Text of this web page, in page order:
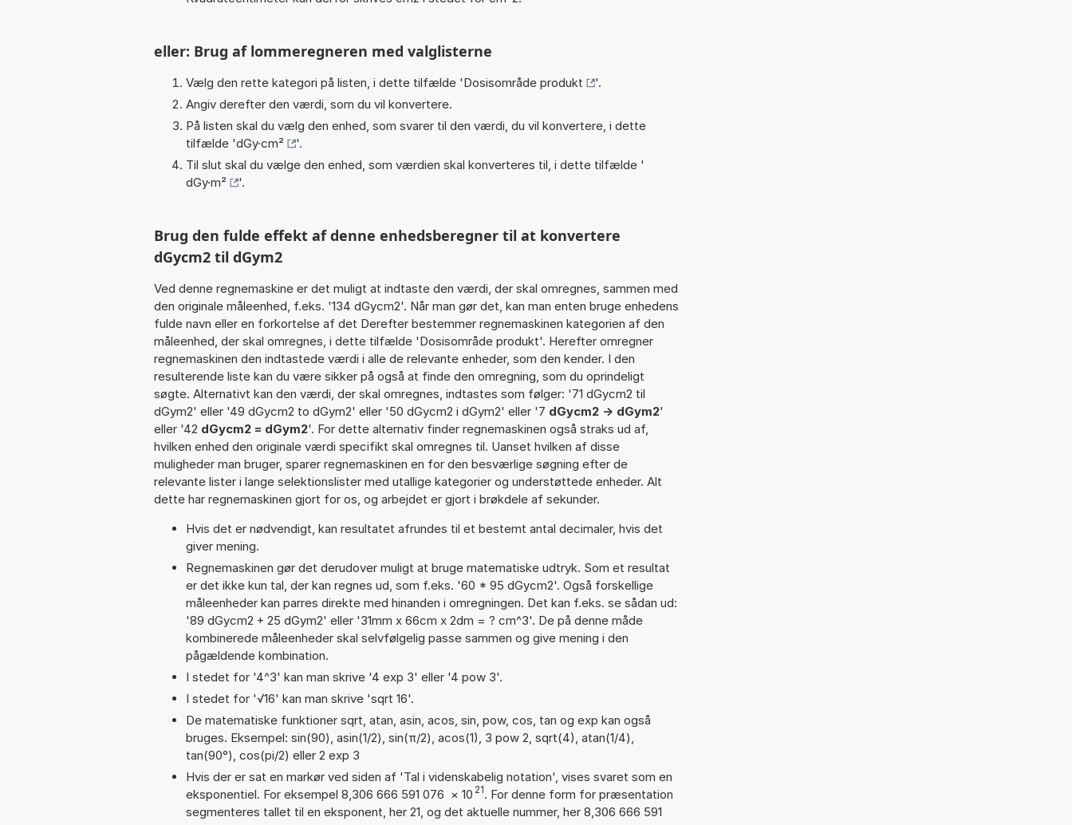
eller: Brug af lommeregneren med valglisterne
Vælg den rette kategori på listen, i dette tilfælde 'Dosisområde produkt
'.
Angiv derefter den værdi, som du vil konvertere.
På listen skal du vælg den enhed, som svarer til den værdi, du vil konvertere, i dette
tilfælde 'dGy·cm²
'.
Til slut skal du vælge den enhed, som værdien skal konverteres til, i dette tilfælde '
dGy·m²
'.
Brug den fulde effekt af denne enhedsberegner til at konvertere
dGycm2 til dGym2
Ved denne regnemaskine er det muligt at indtaste den værdi, der skal omregnes, sammen med
den originale måleenhed, f.eks. '134 dGycm2'. Når man gør det, kan man enten bruge enhedens
fulde navn eller en forkortelse af det Derefter bestemmer regnemaskinen kategorien af den
måleenhed, der skal omregnes, i dette tilfælde 'Dosisområde produkt'. Herefter omregner
regnemaskinen den indtastede værdi i alle de relevante enheder, som den kender. I den
resulterende liste kan du være sikker på også at finde den omregning, som du oprindeligt
søgte. Alternativt kan den værdi, der skal omregnes, indtastes som følger: '71 dGycm2 til
dGym2' eller '49 dGycm2 to dGym2' eller '50 dGycm2 i dGym2' eller '7 dGycm2 -> dGym2'
eller '42 dGycm2 = dGym2'. For dette alternativ finder regnemaskinen også straks ud af,
hvilken enhed den originale værdi specifikt skal omregnes til. Uanset hvilken af disse
muligheder man bruger, sparer regnemaskinen en for den besværlige søgning efter de
relevante lister i lange selektionslister med utallige kategorier og understøttede enheder. Alt
dette har regnemaskinen gjort for os, og arbejdet er gjort i brøkdele af sekunder.
Hvis det er nødvendigt, kan resultatet afrundes til et bestemt antal decimaler, hvis det
giver mening.
Regnemaskinen gør det derudover muligt at bruge matematiske udtryk. Som et resultat
er det ikke kun tal, der kan regnes ud, som f.eks. '60 * 95 dGycm2'. Også forskellige
måleenheder kan parres direkte med hinanden i omregningen. Det kan f.eks. se sådan ud:
'89 dGycm2 + 25 dGym2' eller '31mm x 66cm x 2dm = ? cm^3'. De på denne måde
kombinerede måleenheder skal selvfølgelig passe sammen og give mening i den
pågældende kombination.
I stedet for '4^3' kan man skrive '4 exp 3' eller '4 pow 3'.
I stedet for '√16' kan man skrive 'sqrt 16'.
De matematiske funktioner sqrt, atan, asin, acos, sin, pow, cos, tan og exp kan også
bruges. Eksempel: sin(90), asin(1/2), sin(π/2), acos(1), 3 pow 2, sqrt(4), atan(1/4),
tan(90°), cos(pi/2) eller 2 exp 3
Hvis der er sat en markør ved siden af 'Tal i videnskabelig notation', vises svaret som en
eksponentiel. For eksempel 8,306 666 591 076 × 10 21. For denne form for præsentation
segmenteres tallet til en eksponent, her 21, og det aktuelle nummer, her 8,306 666 591